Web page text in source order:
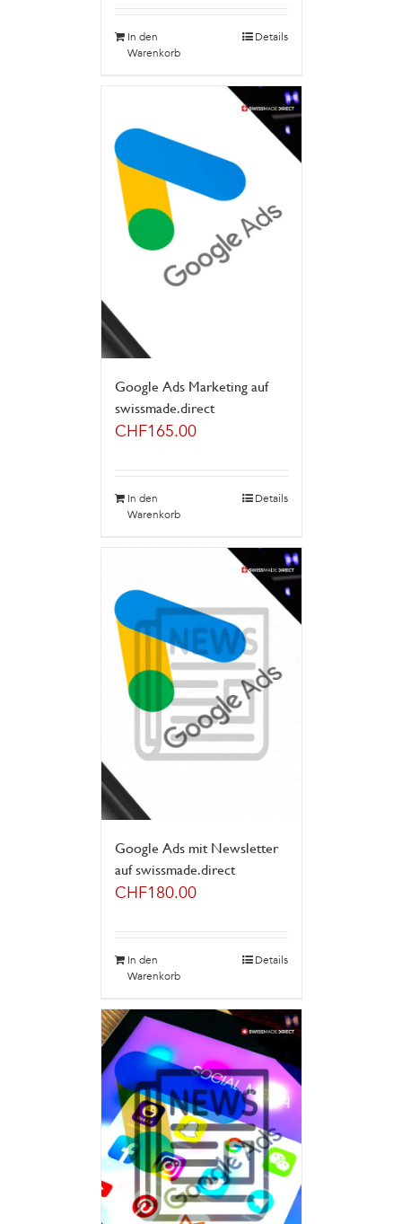
In den
Warenkorb
Details
Google Ads Marketing auf
swissmade.direct
CHF165.00
In den
Warenkorb
Details
Google Ads mit Newsletter
auf swissmade.direct
CHF180.00
In den
Warenkorb
Details